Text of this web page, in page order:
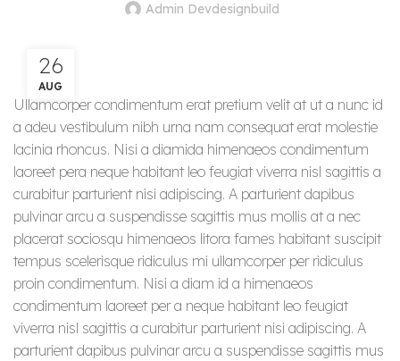
Admin Devdesignbuild
26
AUG
Ullamcorper condimentum erat pretium velit at ut a nunc id
a adeu vestibulum nibh urna nam consequat erat molestie
lacinia rhoncus. Nisi a diamida himenaeos condimentum
laoreet pera neque habitant leo feugiat viverra nisl sagittis a
curabitur parturient nisi adipiscing. A parturient dapibus
pulvinar arcu a suspendisse sagittis mus mollis at a nec
placerat sociosqu himenaeos litora fames habitant suscipit
tempus scelerisque ridiculus mi ullamcorper per ridiculus
proin condimentum. Nisi a diam id a himenaeos
condimentum laoreet per a neque habitant leo feugiat
viverra nisl sagittis a curabitur parturient nisi adipiscing. A
parturient dapibus pulvinar arcu a suspendisse sagittis mus